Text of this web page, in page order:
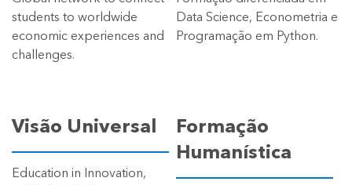
students to worldwide
economic experiences and
challenges.
Data Science, Econometria e
Programação em Python.
Visão Universal
Education in Innovation,
Formação
Humanística